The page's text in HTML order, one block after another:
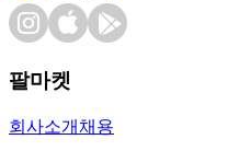
팔마켓
회사소개 채용